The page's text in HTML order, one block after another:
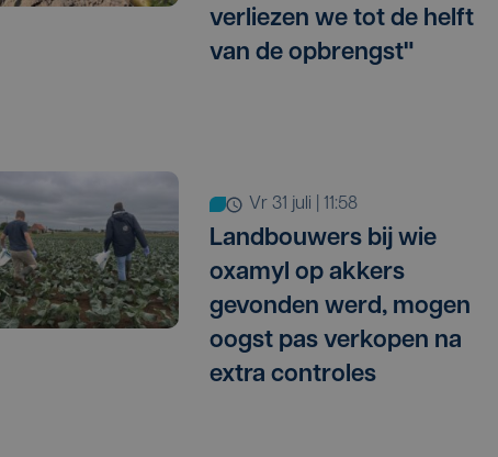
verliezen we tot de helft
van de opbrengst"
vr 31 juli | 11:58
Landbouwers bij wie
oxamyl op akkers
gevonden werd, mogen
oogst pas verkopen na
extra controles